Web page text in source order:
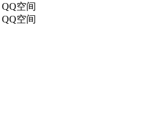
QQ空间
QQ空间